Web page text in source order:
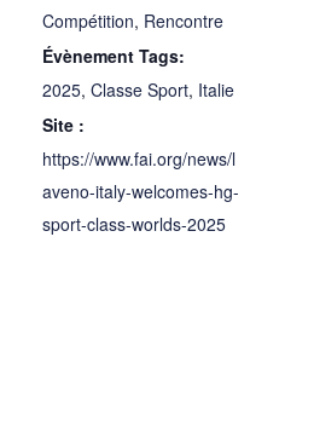
Compétition, Rencontre
Évènement Tags:
2025, Classe Sport, Italie
Site :
https://www.fai.org/news/l
aveno-italy-welcomes-hg-
sport-class-worlds-2025